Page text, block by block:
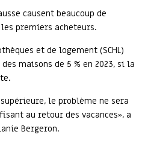
causent beaucoup de
premiers acheteurs.
et de logement (SCHL)
maisons de 5 % en 2023, si la
le problème ne sera
au retour des vacances», a
Bergeron.